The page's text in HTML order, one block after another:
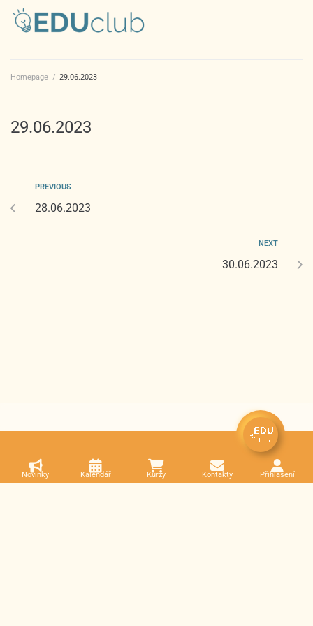
Homepage / 29.06.2023
29.06.2023
PREVIOUS
28.06.2023
NEXT
30.06.2023
Novinky Kalendář Kurzy Kontakty Přihlášení